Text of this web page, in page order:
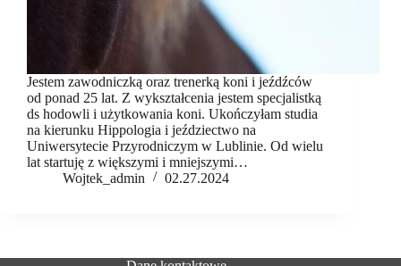
Jestem zawodniczką oraz trenerką koni i jeźdźców
od ponad 25 lat. Z wykształcenia jestem specjalistką
ds hodowli i użytkowania koni. Ukończyłam studia
na kierunku Hippologia i jeździectwo na
Uniwersytecie Przyrodniczym w Lublinie. Od wielu
lat startuję z większymi i mniejszymi…
Wojtek_admin
02.27.2024